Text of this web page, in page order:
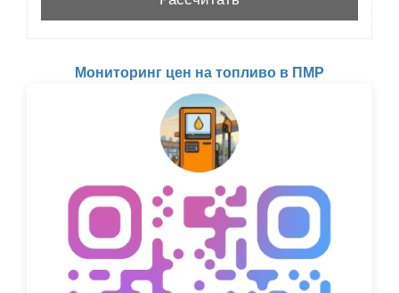
Мониторинг цен на топливо в ПМР